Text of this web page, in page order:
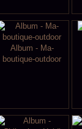
Album - Ma-
boutique-outdoor